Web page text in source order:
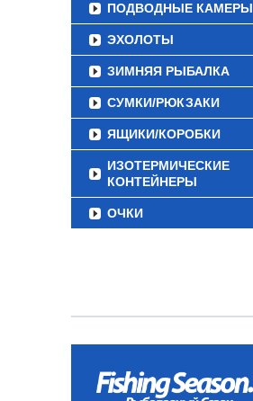
ПОДВОДНЫЕ КАМЕРЫ
ЭХОЛОТЫ
ЗИМНЯЯ РЫБАЛКА
СУМКИ/РЮКЗАКИ
ЯЩИКИ/КОРОБКИ
ИЗОТЕРМИЧЕСКИЕ
КОНТЕЙНЕРЫ
ОЧКИ